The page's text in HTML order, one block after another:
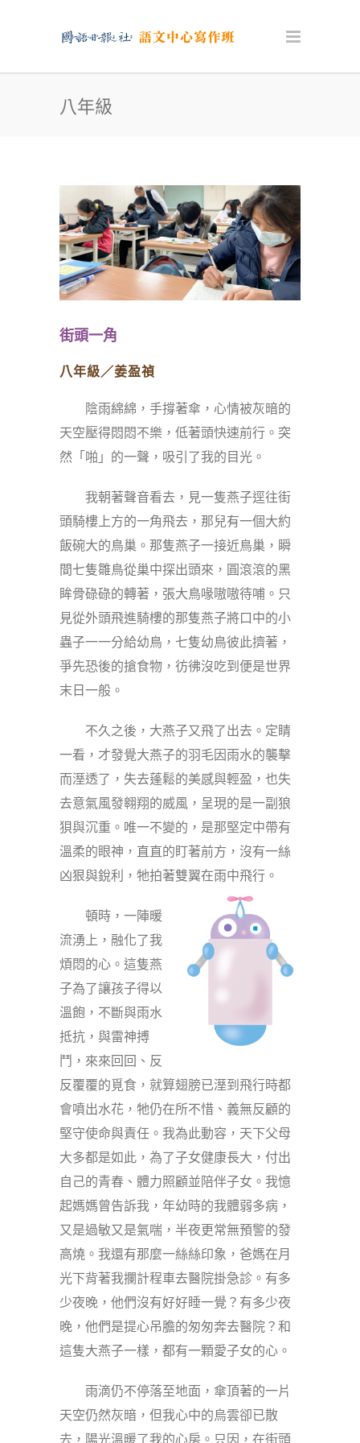
八年級
街頭一角
八年級／姜盈禎
陰雨綿綿，手撐著傘，心情被灰暗的
天空壓得悶悶不樂，低著頭快速前行。突
然「啪」的一聲，吸引了我的目光。
我朝著聲音看去，見一隻燕子逕往街
頭騎樓上方的一角飛去，那兒有一個大約
飯碗大的鳥巢。那隻燕子一接近鳥巢，瞬
間七隻雛鳥從巢中探出頭來，圓滾滾的黑
眸骨碌碌的轉著，張大鳥喙嗷嗷待哺。只
見從外頭飛進騎樓的那隻燕子將口中的小
蟲子一一分給幼鳥，七隻幼鳥彼此擠著，
爭先恐後的搶食物，彷彿沒吃到便是世界
末日一般。
不久之後，大燕子又飛了出去。定睛
一看，才發覺大燕子的羽毛因雨水的襲擊
而溼透了，失去蓬鬆的美感與輕盈，也失
去意氣風發翱翔的威風，呈現的是一副狼
狽與沉重。唯一不變的，是那堅定中帶有
溫柔的眼神，直直的盯著前方，沒有一絲
凶狠與銳利，牠拍著雙翼在雨中飛行。
頓時，一陣暖
流湧上，融化了我
煩悶的心。這隻燕
子為了讓孩子得以
溫飽，不斷與雨水
抵抗，與雷神搏
鬥，來來回回、反
反覆覆的覓食，就算翅膀已溼到飛行時都
會噴出水花，牠仍在所不惜、義無反顧的
堅守使命與責任。我為此動容，天下父母
大多都是如此，為了子女健康長大，付出
自己的青春、體力照顧並陪伴子女。我憶
起媽媽曾告訴我，年幼時的我體弱多病，
又是過敏又是氣喘，半夜更常無預警的發
高燒。我還有那麼一絲絲印象，爸媽在月
光下背著我攔計程車去醫院掛急診。有多
少夜晚，他們沒有好好睡一覺？有多少夜
晚，他們是提心吊膽的匆匆奔去醫院？和
這隻大燕子一樣，都有一顆愛子女的心。
雨滴仍不停落至地面，傘頂著的一片
天空仍然灰暗，但我心中的烏雲卻已散
去，陽光溫暖了我的心房。只因，在街頭